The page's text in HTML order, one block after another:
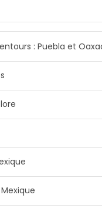
: Puebla et